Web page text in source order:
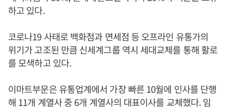
하고 있다.
코로나19 사태로 백화점과 면세점 등 오프라인 유통가의
위기가 고조된 만큼 신세계그룹 역시 세대교체를 통해 활로
를 모색하고 있다.
이마트부문은 유통업계에서 가장 빠른 10월에 인사를 단행
해 11개 계열사 중 6개 계열사의 대표이사를 교체했다. 임